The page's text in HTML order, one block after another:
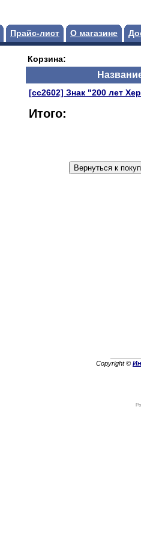
Прайс-лист О магазине
Корзина:
[сс2602] Знак "200 лет
Итого:
Copyright ©